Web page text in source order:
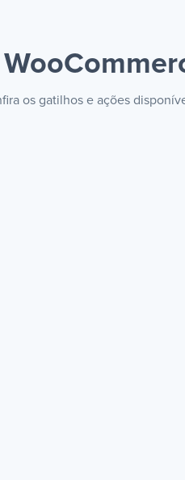
os gatilhos e ações